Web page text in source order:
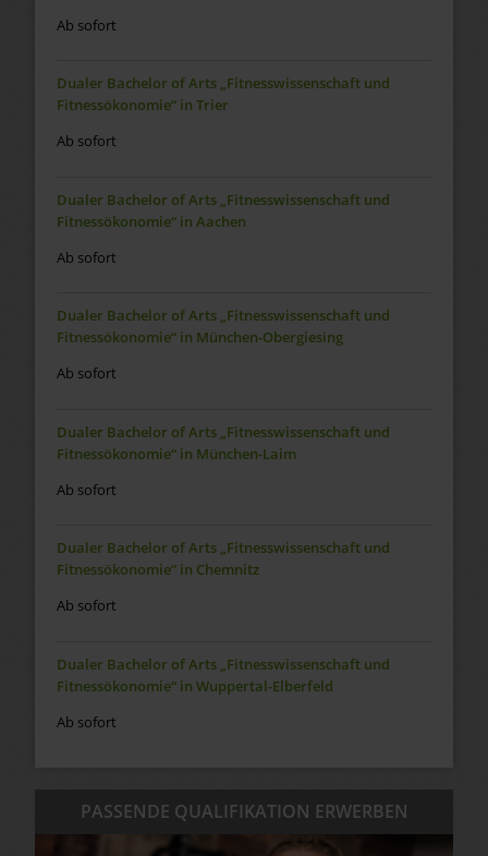
Ab sofort
Dualer Bachelor of Arts „Fitnesswissenschaft und
Fitnessökonomie“ in Trier
Ab sofort
Dualer Bachelor of Arts „Fitnesswissenschaft und
Fitnessökonomie“ in Aachen
Ab sofort
Dualer Bachelor of Arts „Fitnesswissenschaft und
Fitnessökonomie“ in München-Obergiesing
Ab sofort
Dualer Bachelor of Arts „Fitnesswissenschaft und
Fitnessökonomie“ in München-Laim
Ab sofort
Dualer Bachelor of Arts „Fitnesswissenschaft und
Fitnessökonomie“ in Chemnitz
Ab sofort
Dualer Bachelor of Arts „Fitnesswissenschaft und
Fitnessökonomie“ in Wuppertal-Elberfeld
Ab sofort
PASSENDE QUALIFIKATION ERWERBEN